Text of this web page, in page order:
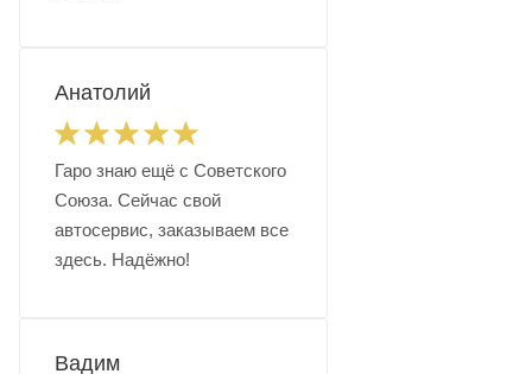
Анатолий
Гаро знаю ещё с Советского
Союза. Сейчас свой
автосервис, заказываем все
здесь. Надёжно!
Вадим